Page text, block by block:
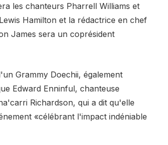
les chanteurs Pharrell Williams et
Hamilton et la rédactrice en chef
James sera un coprésident
Grammy Doechii, également
Edward Enninful, chanteuse
Richardson, qui a dit qu'elle
«célébrant l'impact indéniable